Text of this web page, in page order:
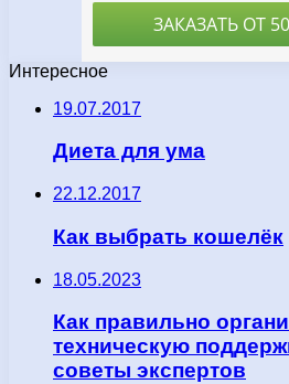
Интересное
19.07.2017
Диета для ума
22.12.2017
Как выбрать кошелёк
18.05.2023
Как правильно
техническую
советы экспертов